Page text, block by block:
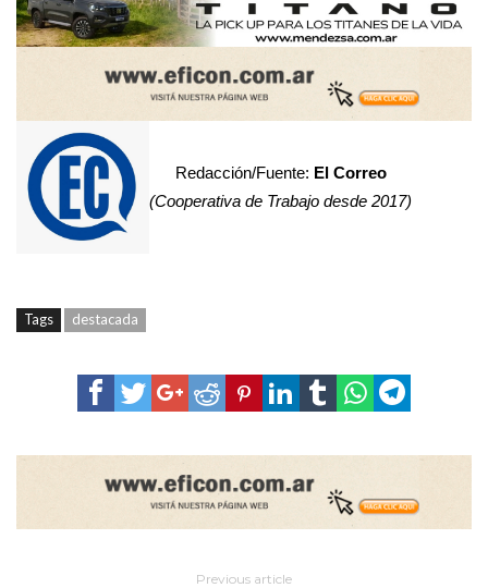
Redacción/Fuente: El Correo
(Cooperativa de Trabajo desde 2017)
Tags destacada
Previous article